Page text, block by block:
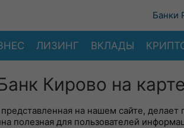
Банки
ЛИЗИНГ ВКЛАДЫ
Кирово на карте
на нашем сайте,
полезная для пользователей